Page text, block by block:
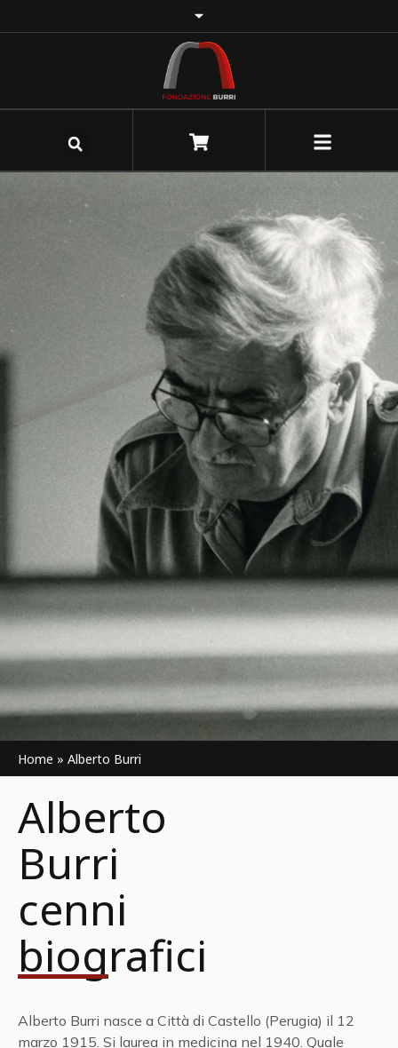
Home » Alberto Burri
Alberto
Burri
cenni
biografici
Alberto Burri nasce a Città di Castello (Perugia) il 12
marzo 1915. Si laurea in medicina nel 1940. Quale